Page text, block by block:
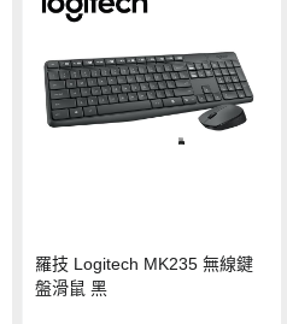
羅技 Logitech MK235 無線鍵
盤滑鼠 黑